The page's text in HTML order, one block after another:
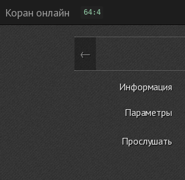
Коран онлайн 64:4
←
Информация
Параметры
Прослушать